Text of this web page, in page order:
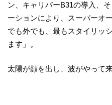
ン、キャリバーB31の導入、
ーションにより、スーパーオ
でも外でも、最もスタイリッ
ます」。
太陽が顔を出し、波がやって